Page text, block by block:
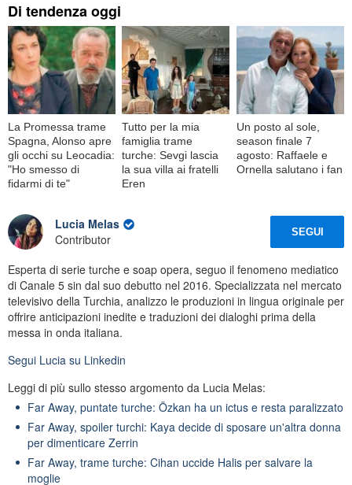
Di tendenza oggi
La Promessa trame
Spagna, Alonso apre
gli occhi su Leocadia:
"Ho smesso di
fidarmi di te"
Tutto per la mia
famiglia trame
turche: Sevgi lascia
la sua villa ai fratelli
Eren
Un posto al sole,
season finale 7
agosto: Raffaele e
Ornella salutano i fan
Lucia Melas
Contributor
SEGUI
Esperta di serie turche e soap opera, seguo il fenomeno mediatico
di Canale 5 sin dal suo debutto nel 2016. Specializzata nel mercato
televisivo della Turchia, analizzo le produzioni in lingua originale per
offrire anticipazioni inedite e traduzioni dei dialoghi prima della
messa in onda italiana.
Segui Lucia su Linkedin
Leggi di più sullo stesso argomento da Lucia Melas:
Far Away, puntate turche: Özkan ha un ictus e resta paralizzato
Far Away, spoiler turchi: Kaya decide di sposare un'altra donna
per dimenticare Zerrin
Far Away, trame turche: Cihan uccide Halis per salvare la
moglie